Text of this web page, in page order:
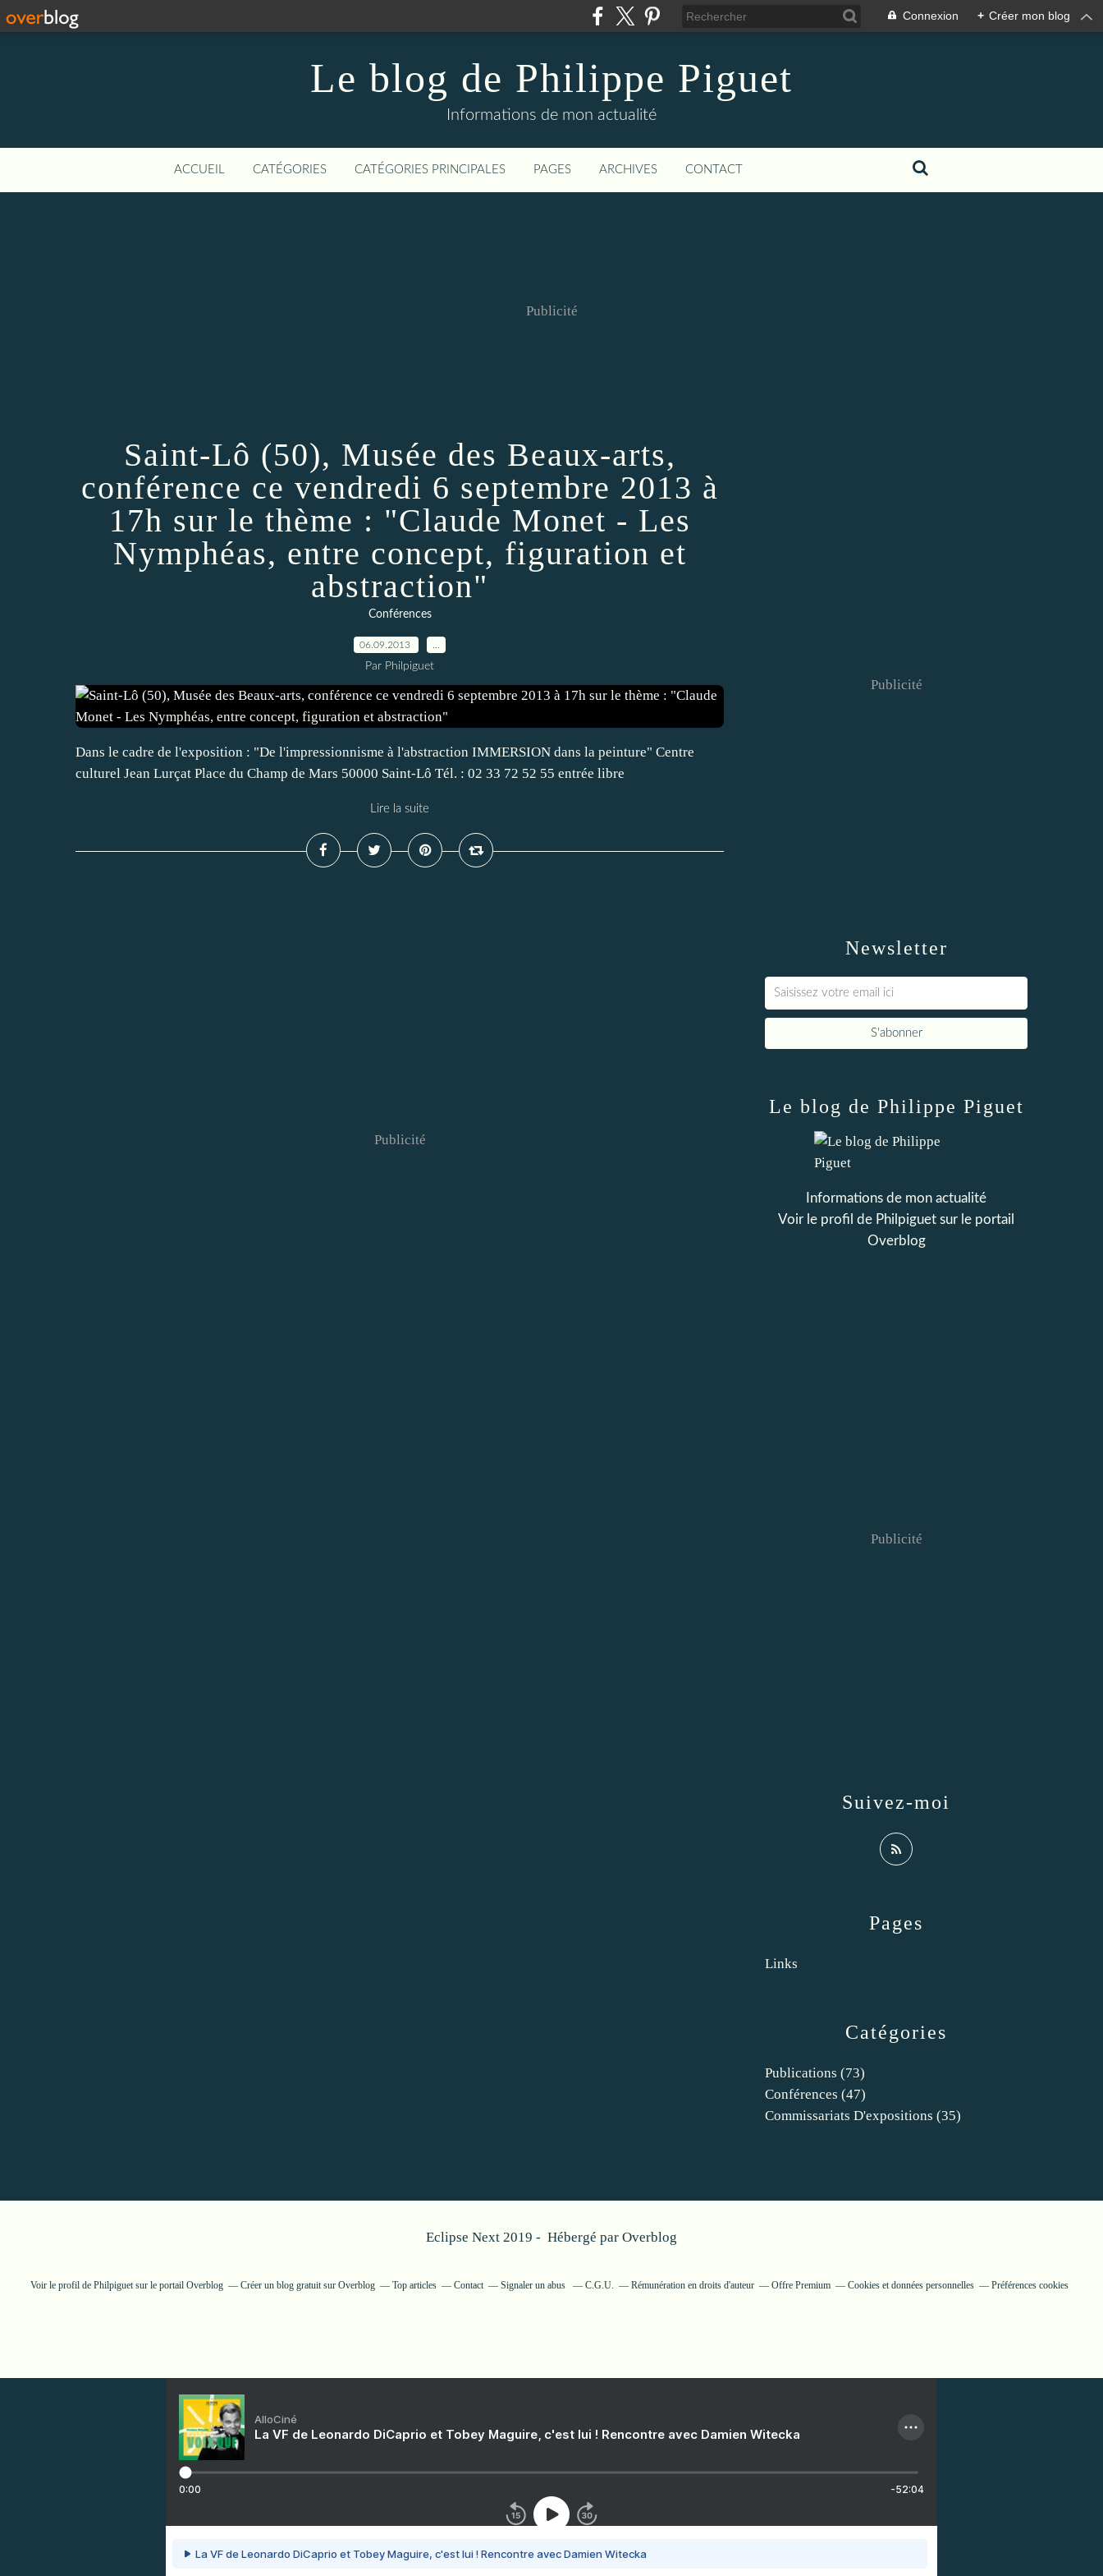
Connexion + Créer mon blog
Le blog de Philippe Piguet
Informations de mon actualité
ACCUEIL CATÉGORIES CATÉGORIES PRINCIPALES PAGES ARCHIVES CONTACT
Publicité
Saint-Lô (50), Musée des Beaux-arts,
conférence ce vendredi 6 septembre 2013 à
17h sur le thème : "Claude Monet - Les
Nymphéas, entre concept, figuration et
abstraction"
Conférences
06.09.2013
Par Philpiguet
Dans le cadre de l'exposition : "De l'impressionnisme à l'abstraction IMMERSION dans la peinture" Centre
culturel Jean Lurçat Place du Champ de Mars 50000 Saint-Lô Tél. : 02 33 72 52 55 entrée libre
Lire la suite
Publicité
Newsletter
Publicité
Catégories
Publications (73)
Conférences (47)
Commissariats D'expositions (35)
Pages
Links
Le blog de Philippe Piguet
Informations de mon actualité
Voir le profil de Philpiguet sur le portail
Overblog
Suivez-moi
Publicité
Eclipse Next 2019 - Hébergé par Overblog
Voir le profil de Philpiguetsur le portail Overblog Créer un blog gratuit sur Overblog Top articles Contact Signaler un abus C.G.U. Rémunération en droits d'auteur Offre Premium Cookies et données personnelles Préférences cookies
AlloCiné
La VF de Leonardo DiCaprio et Tobey Maguire, c'est lui ! Rencontre avec Damien Witecka
0:00 -52:04
La VF de Leonardo DiCaprio et Tobey Maguire, c'est lui ! Rencontre avec Damien Witecka